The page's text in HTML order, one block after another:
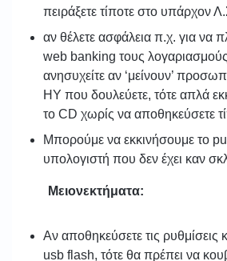
πειράξετε τίποτε στο υπάρχον
αν θέλετε ασφάλεια π.χ. για να
web banking τους
ανησυχείτε αν ‘μείνουν’
ΗΥ που δουλεύετε, τότε απλά
το CD χωρίς να αποθηκεύσετε
Μπορούμε να εκκινήσουμε το
υπολογιστή που δεν έχει καν
Μειονεκτήματα:
Αν αποθηκεύσετε τις ρυθμίσεις
usb flash, τότε θα πρέπει να